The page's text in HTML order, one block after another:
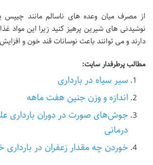
از مصرف میان وعده های ناسالم مانند
نوشیدنی های شیرین پرهیز کنید زیرا این مواد
دارند و می توانند باعث نوسانات قند خون و
مطالب پرطرفدار سایت:
سیر سیاه در بارداری
اندازه و وزن جنین هفت ماهه
جوش‌های صورت در دوران بارداری
درمانی
خوردن چه مقدار زعفران در